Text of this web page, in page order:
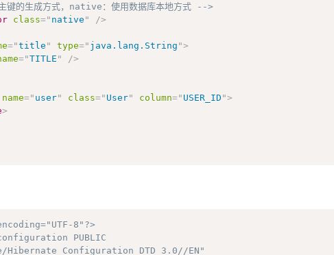
的生成方式，native：使用数据库本地方式 -->
class=" native "
/>
="title " type=" java.lang.String ">
="TITLE "
/>
name=" user" class=" User" column=" USER_ID ">
>
8"?>
PUBLIC